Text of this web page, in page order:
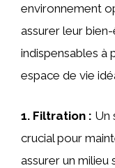
environnement
assurer leur
indispensables à
espace de vie
1. Filtration : Un
crucial pour
assurer un milieu